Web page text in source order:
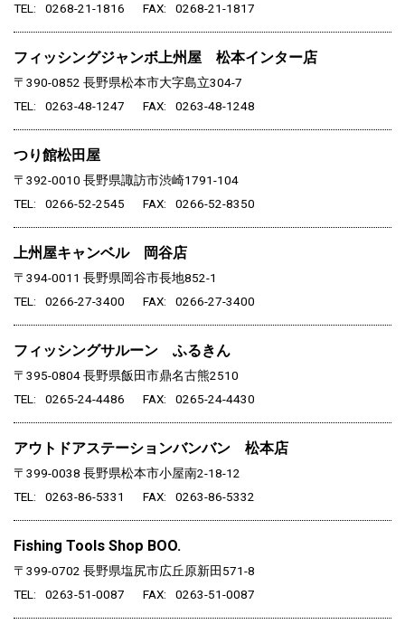
TEL
0268-21-1816 FAX 0268-21-1817
フィッシングジャンボ上州屋 松本インター店
〒390-0852 長野県松本市大字島立304-7
TEL
0263-48-1247 FAX 0263-48-1248
つり館松田屋
〒392-0010 長野県諏訪市渋崎1791-104
TEL
0266-52-2545 FAX 0266-52-8350
上州屋キャンベル 岡谷店
〒394-0011 長野県岡谷市長地852-1
TEL
0266-27-3400 FAX 0266-27-3400
フィッシングサルーン ふるきん
〒395-0804長野県飯田市鼎名古熊2510
TEL
0265-24-4486 FAX 0265-24-4430
アウトドアステーションバンバン 松本店
〒399-0038 長野県松本市小屋南2-18-12
TEL
0263-86-5331 FAX 0263-86-5332
Fishing Tools Shop BOO.
〒399-0702 長野県塩尻市広丘原新田571-8
TEL
0263-51-0087 FAX 0263-51-0087